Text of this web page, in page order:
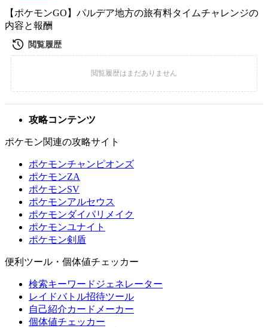
【ポケモンGO】パルデア地方の旅有料タイムチャレンジの
内容と報酬
攻略コンテンツ
ポケモン関連の攻略サイト
ポケモンチャンピオンズ
ポケモンZA
ポケモンSV
ポケモンアルセウス
ポケモンダイパリメイク
ポケモンユナイト
ポケモン剣盾
便利ツール・個体値チェッカー
検索キーワードジェネレーター
レイドバトル招待ツール
自己紹介カードメーカー
個体値チェッカー